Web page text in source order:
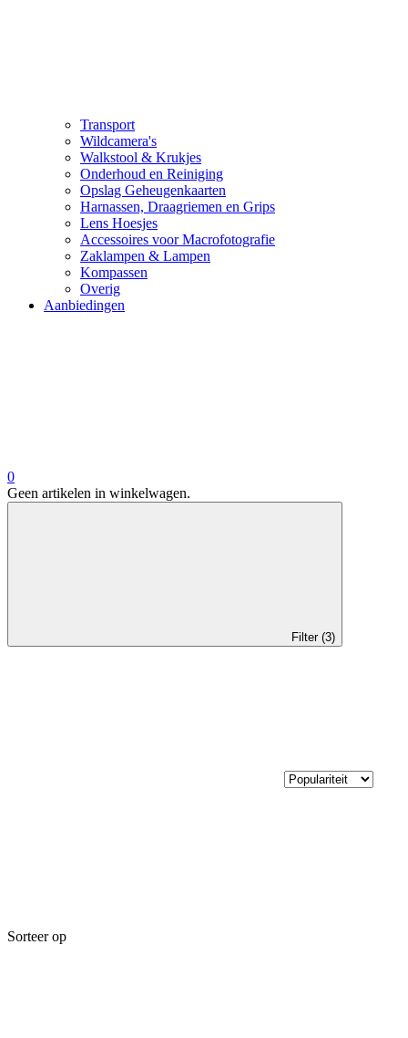
Transport
Wildcamera's
Walkstool & Krukjes
Onderhoud en Reiniging
Opslag Geheugenkaarten
Harnassen, Draagriemen en Grips
Lens Hoesjes
Accessoires voor Macrofotografie
Zaklampen & Lampen
Kompassen
Overig
Aanbiedingen
0
Geen artikelen in winkelwagen.
Filter (3)
Sorteer op